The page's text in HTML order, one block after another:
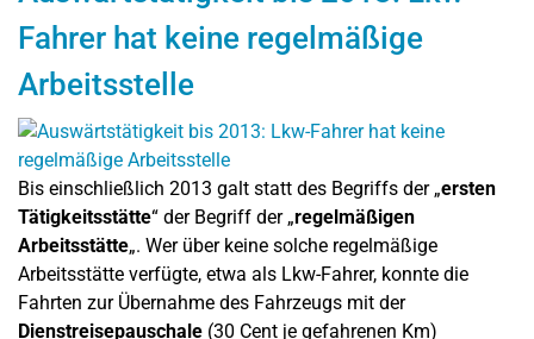
Fahrer hat keine regelmäßige
Arbeitsstelle
Bis einschließlich 2013 galt statt des Begriffs der „ersten
Tätigkeitsstätte“ der Begriff der „regelmäßigen
Arbeitsstätte„. Wer über keine solche regelmäßige
Arbeitsstätte verfügte, etwa als Lkw-Fahrer, konnte die
Fahrten zur Übernahme des Fahrzeugs mit der
Dienstreisepauschale (30 Cent je gefahrenen Km)